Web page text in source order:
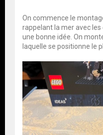
On commence le
rappelant la mer avec les
une bonne idée. On
laquelle se positionne le